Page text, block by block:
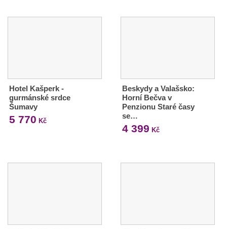
Hotel Kašperk -
gurmánské srdce
Šumavy
5 770 Kč
Beskydy a Valašsko:
Horní Bečva v
Penzionu Staré časy
se…
4 399 Kč